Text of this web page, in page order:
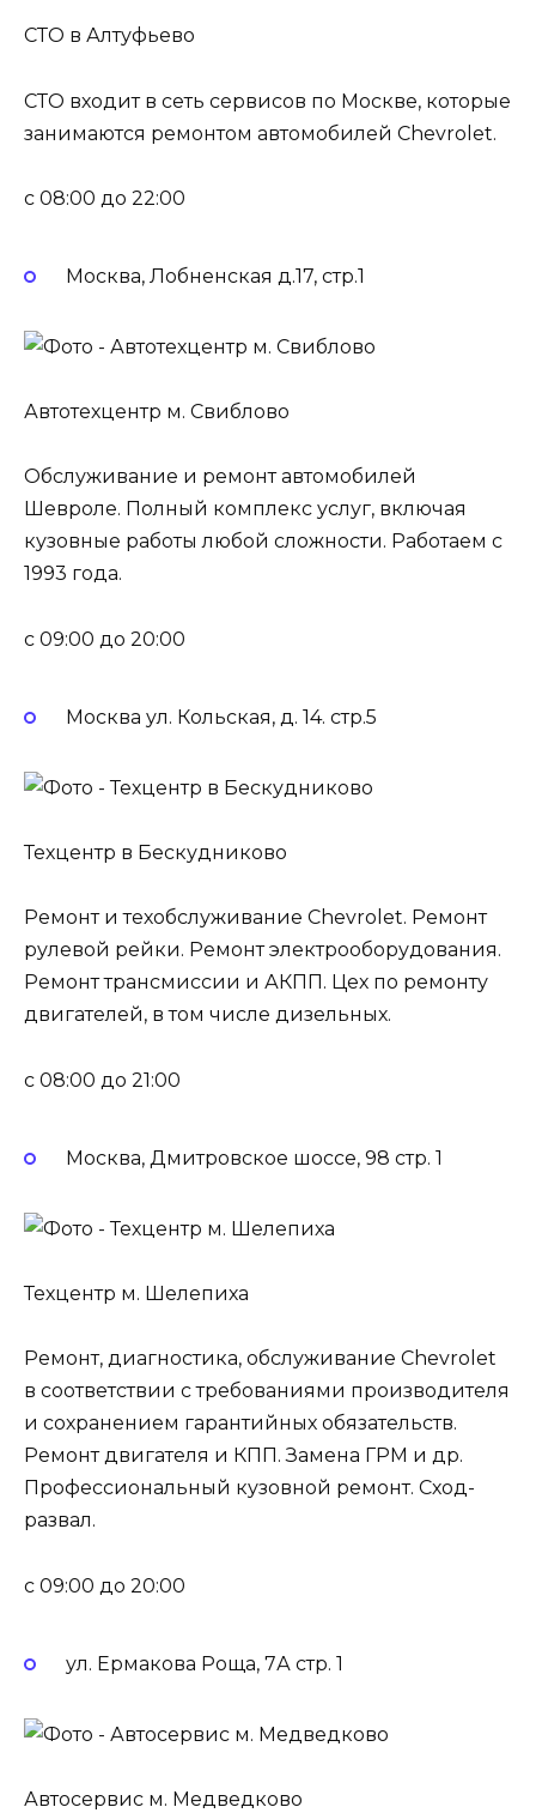
СТО в Алтуфьево
СТО входит в сеть сервисов по Москве, которые
занимаются ремонтом автомобилей Chevrolet.
c 08:00 до 22:00
Москва, Лобненская д.17, стр.1
Автотехцентр м. Свиблово
Обслуживание и ремонт автомобилей
Шевроле. Полный комплекс услуг, включая
кузовные работы любой сложности. Работаем с
1993 года.
c 09:00 до 20:00
Москва ул. Кольская, д. 14. стр.5
Техцентр в Бескудниково
Ремонт и техобслуживание Chevrolet. Ремонт
рулевой рейки. Ремонт электрооборудования.
Ремонт трансмиссии и АКПП. Цех по ремонту
двигателей, в том числе дизельных.
c 08:00 до 21:00
Москва, Дмитровское шоссе, 98 стр. 1
Техцентр м. Шелепиха
Ремонт, диагностика, обслуживание Chevrolet
в соответствии с требованиями производителя
и сохранением гарантийных обязательств.
Ремонт двигателя и КПП. Замена ГРМ и др.
Профессиональный кузовной ремонт. Сход-
развал.
c 09:00 до 20:00
ул. Ермакова Роща, 7А стр. 1
Автосервис м. Медведково